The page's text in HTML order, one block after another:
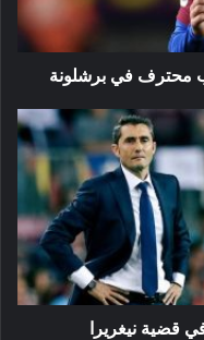
محترف في برشلونة
قضية نيغريرا